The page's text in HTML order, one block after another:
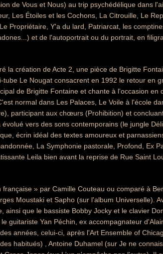
de Vous et Nous) au trip psychédélique dans
Les Étoiles et les Cochons, La Citrouille, Le
Propriétaire, Y'a du lard, Patriarcat, les
et de l'autoportrait ou du portrait, en
la création de Acte 2, une pièce de Brigitte
Le Nougat consacrent en 1992 le retour en
de Brigitte Fontaine et chante à l'occasion en
normal dans Les Palaces, Le Voile à l'école
participant aux chœurs (Prohibition) et
vers des sons contemporains (le jungle
écrin idéal des textes amoureux et
La Symphonie pastorale, Profond, Ex
Leila bien avant la reprise de Rue Saint
» par Camille Couteau ou comparé à
Moustaki et Sapho (sur l'album Universelle).
ainsi que le bassiste Bobby Jocky et le clavier
guitariste Yan Péchin, ex accompagnateur
années, celui-ci, après l'Art Ensemble of
habitués) , Antoine Duhamel (sur Je ne